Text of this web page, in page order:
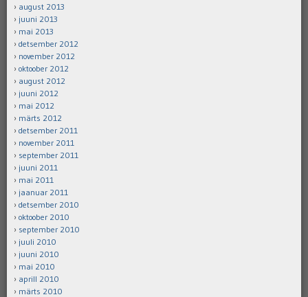
august 2013
juuni 2013
mai 2013
detsember 2012
november 2012
oktoober 2012
august 2012
juuni 2012
mai 2012
märts 2012
detsember 2011
november 2011
september 2011
juuni 2011
mai 2011
jaanuar 2011
detsember 2010
oktoober 2010
september 2010
juuli 2010
juuni 2010
mai 2010
aprill 2010
märts 2010